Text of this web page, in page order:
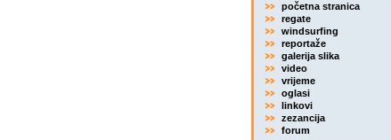
početna stranica
regate
windsurfing
reportaže
galerija slika
video
vrijeme
oglasi
linkovi
zezancija
forum